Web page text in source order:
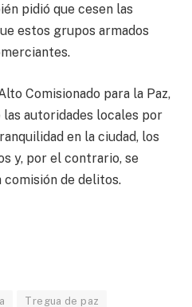
pidió que cesen las
estos grupos armados
Comisionado para la Paz,
autoridades locales por
en la ciudad, los
y, por el contrario, se
de delitos.
Tregua de paz